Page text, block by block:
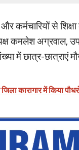
कर्मचारियों से
कमलेश अग्रवाल,
में छात्र-छात्राएं
कारागार में किया